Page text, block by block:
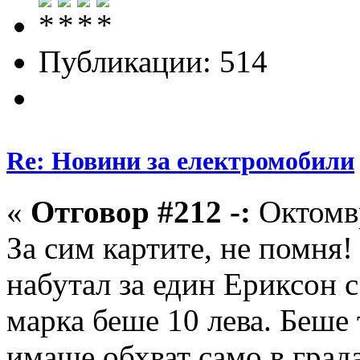
Публикации: 514
Re: Новини за електромобили
« Отговор #212 -:
За сим картите, не
набутал за един Ериксон
марка беше 10 лева.